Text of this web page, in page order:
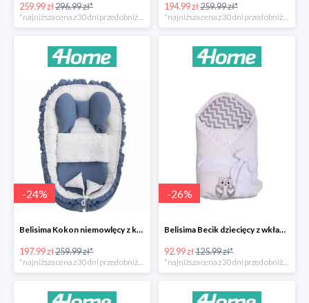
259.99 zł296.99 zł*
*najniższa cena z 30 dni przed obniżką
194.99 zł259.99 zł*
*najniższa cena z 30 dni przed obniżką
-24%
Belisima Kokon niemowlęcy z kołderką Angel Baby-23%
197.99 zł259.99 zł*
-26%
Belisima Becik dziecięcy z wkładem kokosowym Inteligentna sówka -26%
92.99 zł125.99 zł*